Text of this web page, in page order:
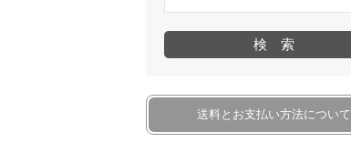
検索
送料とお支払い方法について